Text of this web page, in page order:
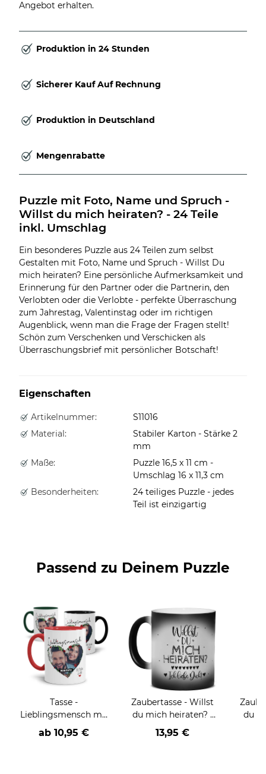
Angebot erhalten.
Produktion in 24 Stunden
Sicherer Kauf Auf Rechnung
Produktion in Deutschland
Mengenrabatte
Puzzle mit Foto, Name und Spruch -
Willst du mich heiraten? - 24 Teile
inkl. Umschlag
Ein besonderes Puzzle aus 24 Teilen zum selbst
Gestalten mit Foto, Name und Spruch - Willst Du
mich heiraten? Eine persönliche Aufmerksamkeit und
Erinnerung für den Partner oder die Partnerin, den
Verlobten oder die Verlobte - perfekte Überraschung
zum Jahrestag, Valentinstag oder im richtigen
Augenblick, wenn man die Frage der Fragen stellt!
Schön zum Verschenken und Verschicken als
Überraschungsbrief mit persönlicher Botschaft!
Eigenschaften
Artikelnummer:
S11016
Material:
Stabiler Karton - Stärke 2
mm
Maße:
Puzzle 16,5 x 11 cm -
Umschlag 16 x 11,3 cm
Besonderheiten:
24 teiliges Puzzle - jedes
Teil ist einzigartig
Passend zu Deinem Puzzle
Tasse -
Lieblingsmensch mit
Foto - Ich Liebe Dich
ab 10,95 €
Zaubertasse - Willst
du mich heiraten? -
Magic Mug
13,95 €
du